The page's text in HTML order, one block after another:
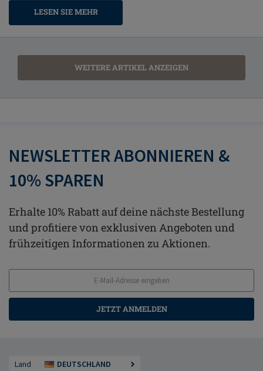
LESEN SIE MEHR
WEITERE ARTIKEL ANZEIGEN
NEWSLETTER ABONNIEREN &
10% SPAREN
Erhalte 10% Rabatt auf deine nächste Bestellung
und profitiere von exklusiven Angeboten und
frühzeitigen Informationen zu Aktionen.
JETZT ANMELDEN
Land DEUTSCHLAND